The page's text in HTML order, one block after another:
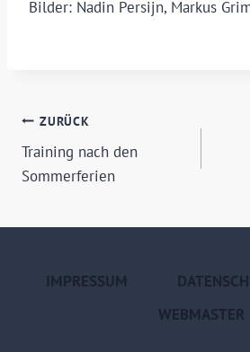
Bilder: Nadin Persijn, Markus
ZURÜCK
Training nach den
Sommerferien
IMPRESSUM
WEBMASTER